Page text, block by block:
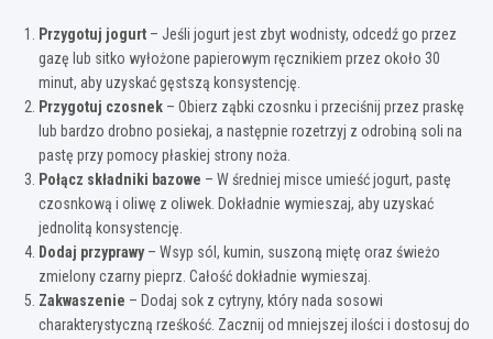
Przygotuj jogurt – Jeśli jogurt jest zbyt wodnisty, odcedź go przez
gazę lub sitko wyłożone papierowym ręcznikiem przez około 30
minut, aby uzyskać gęstszą konsystencję.
Przygotuj czosnek – Obierz ząbki czosnku i przeciśnij przez praskę
lub bardzo drobno posiekaj, a następnie rozetrzyj z odrobiną soli na
pastę przy pomocy płaskiej strony noża.
Połącz składniki bazowe – W średniej misce umieść jogurt, pastę
czosnkową i oliwę z oliwek. Dokładnie wymieszaj, aby uzyskać
jednolitą konsystencję.
Dodaj przyprawy– Wsyp sól, kumin, suszoną miętę oraz świeżo
zmielony czarny pieprz. Całość dokładnie wymieszaj.
Zakwaszenie – Dodaj sok z cytryny, który nada sosowi
charakterystyczną rześkość. Zacznij od mniejszej ilości i dostosuj do